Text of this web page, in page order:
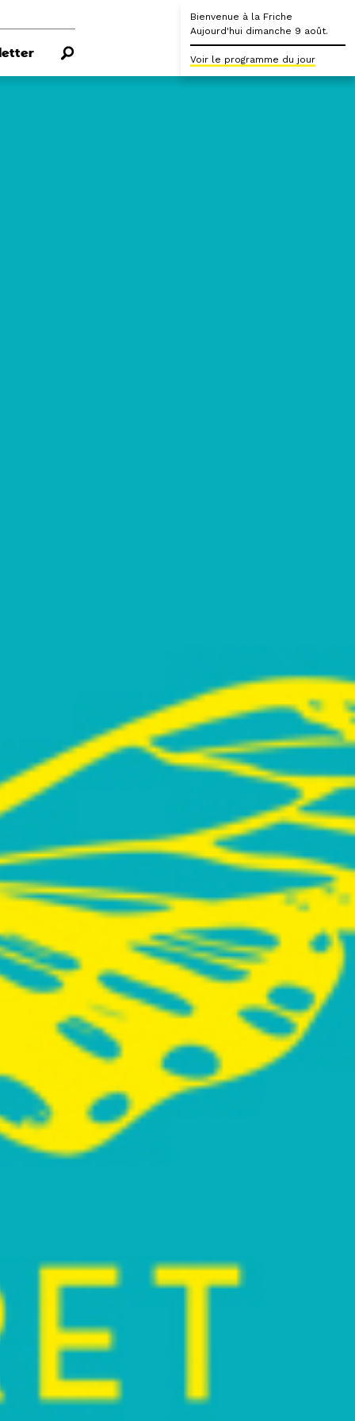
Bienvenue à la Friche
Aujourd'hui dimanche 9 août.
Voir le programme du jour